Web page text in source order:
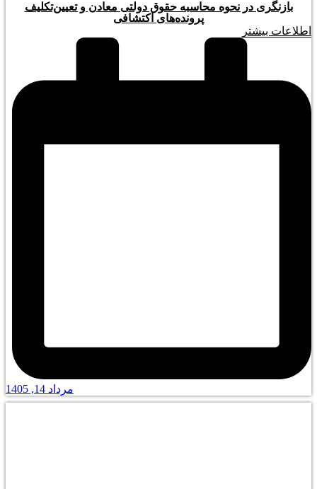
بازنگری در نحوه محاسبه حقوق دولتی معادن و تعیین‌تکلیف
پرونده‌های اکتشافی
اطلاعات بیشتر
مرداد 14, 1405